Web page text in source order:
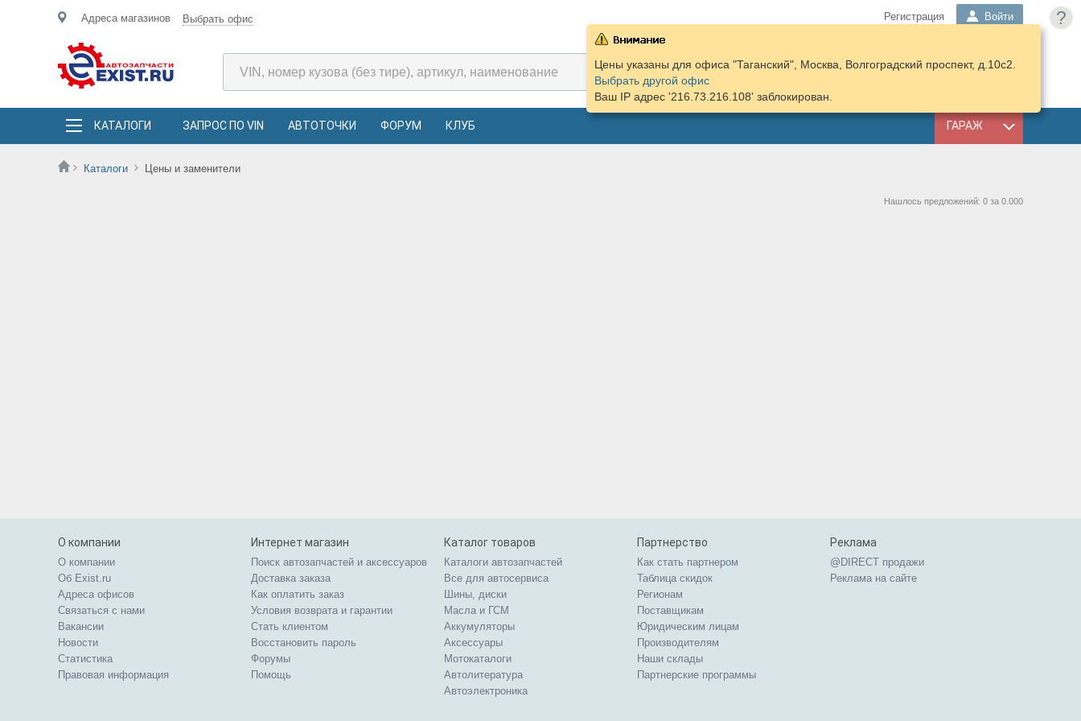
?
Адреса магазинов Выбрать офис Регистрация Войти
КОРЗИНА
ПОДОБРАТЬ
КАТАЛОГИ ЗАПРОС ПО VIN АВТОТОЧКИ ФОРУМ КЛУБ ГАРАЖ
Каталоги Цены и заменители
Цены указаны для офиса "Таганский", Москва, Волгоградский проспект, д.10с2.
Выбрать другой офис
Ваш IP адрес '216.73.216.108' заблокирован.
Нашлось предложений: 0 за 0.000
О компании
О компании
Об Exist.ru
Адреса офисов
Связаться с нами
Вакансии
Новости
Статистика
Правовая информация
Интернет магазин
Поиск автозапчастей и аксессуаров
Доставка заказа
Как оплатить заказ
Условия возврата и гарантии
Стать клиентом
Восстановить пароль
Форумы
Помощь
Каталог товаров
Каталоги автозапчастей
Все для автосервиса
Шины, диски
Масла и ГСМ
Аккумуляторы
Аксессуары
Мотокаталоги
Автолитература
Автоэлектроника
Партнерство
Как стать партнером
Таблица скидок
Регионам
Поставщикам
Юридическим лицам
Производителям
Наши склады
Партнерские программы
Реклама
@DIRECT продажи
Реклама на сайте